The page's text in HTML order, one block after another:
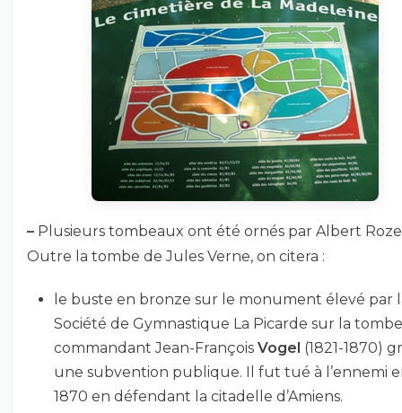
– Plusieurs tombeaux ont été ornés par Albert
Outre la tombe de Jules Verne, on citera :
le buste en bronze sur le monument élevé par
Société de Gymnastique La Picarde sur la
commandant Jean-François Vogel (1821-1870)
une subvention publique. Il fut tué à l’ennemi
1870 en défendant la citadelle d’Amiens.